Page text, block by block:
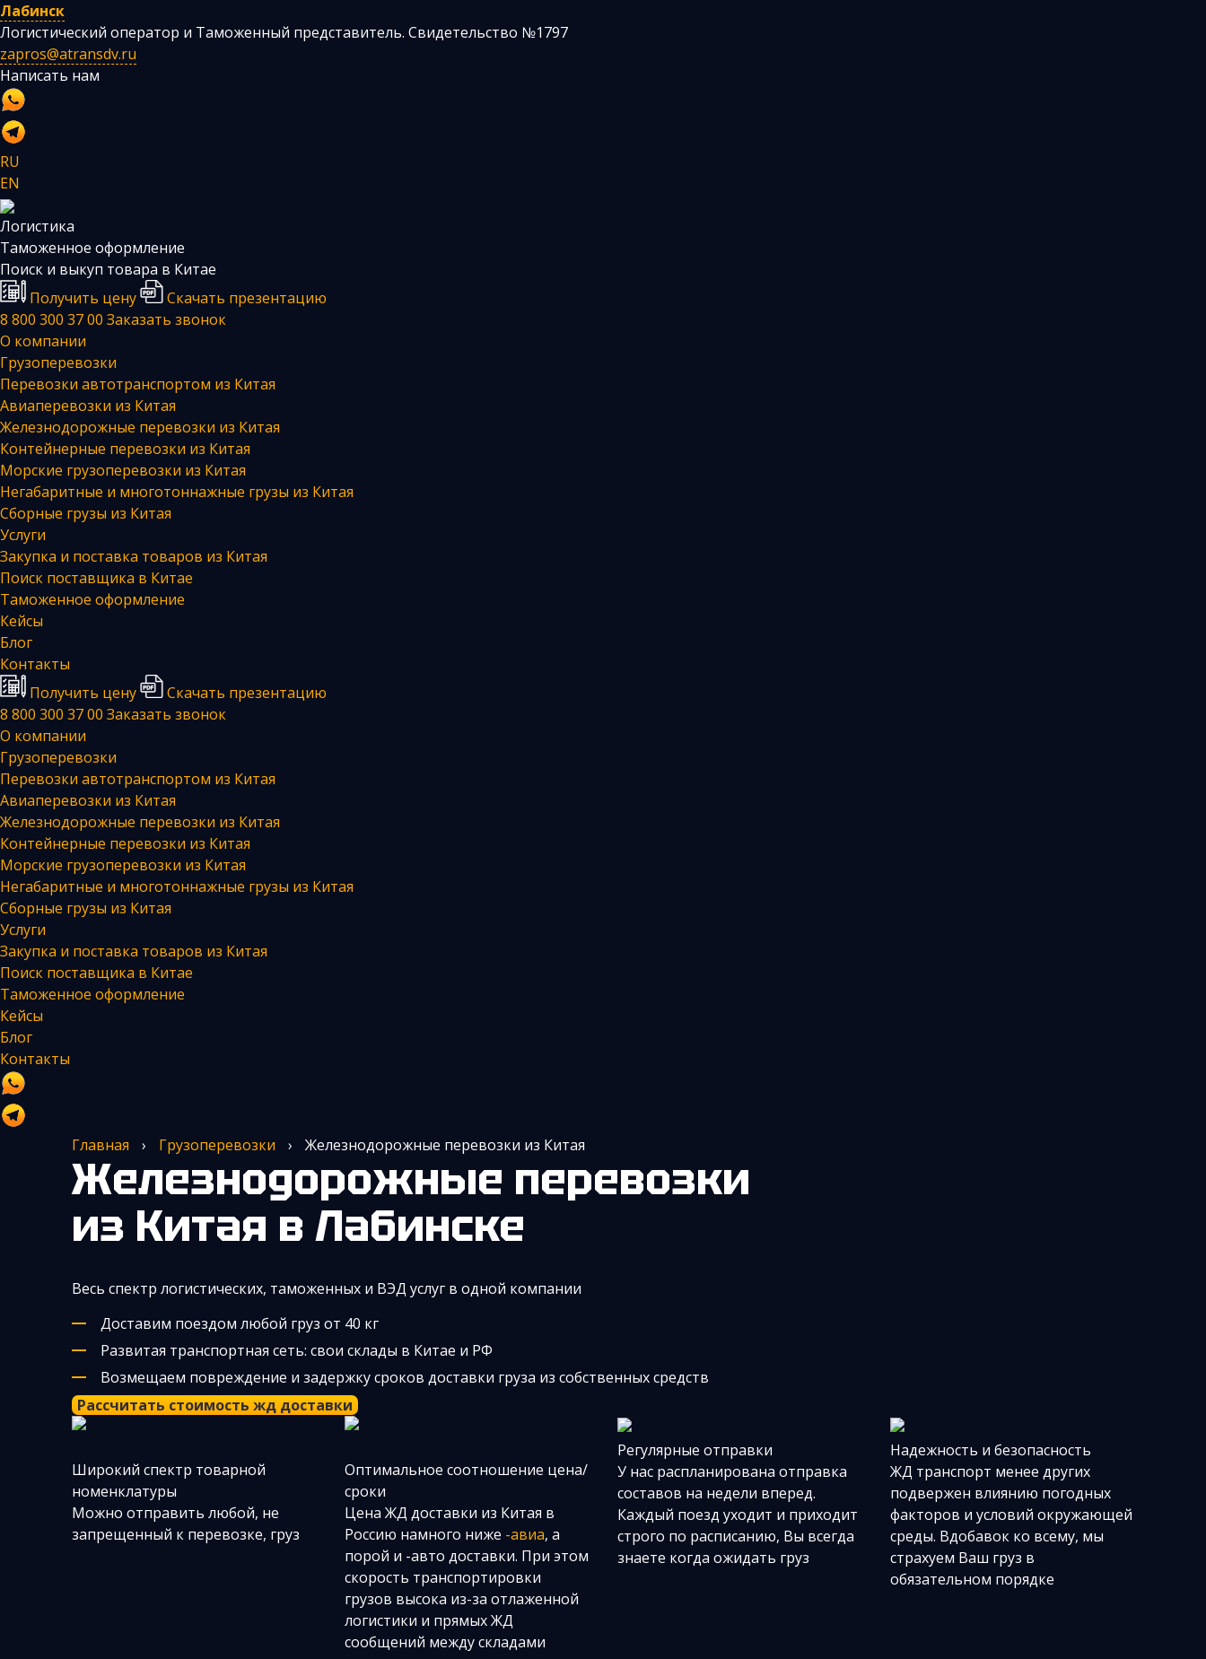
Лабинск
Логистический оператор и Таможенный представитель. Свидетельство №1797
zapros@atransdv.ru
Написать нам
RU
EN
Логистика
Таможенное оформление
Поиск и выкуп товара в Китае
Получить цену
Скачать презентацию
8 800 300 37 00 Заказать звонок
О компании
Грузоперевозки
Перевозки автотранспортом из Китая
Авиаперевозки из Китая
Железнодорожные перевозки из Китая
Контейнерные перевозки из Китая
Морские грузоперевозки из Китая
Негабаритные и многотоннажные грузы из Китая
Сборные грузы из Китая
Услуги
Закупка и поставка товаров из Китая
Поиск поставщика в Китае
Таможенное оформление
Кейсы
Блог
Контакты
Получить цену
Скачать презентацию
8 800 300 37 00 Заказать звонок
О компании
Грузоперевозки
Перевозки автотранспортом из Китая
Авиаперевозки из Китая
Железнодорожные перевозки из Китая
Контейнерные перевозки из Китая
Морские грузоперевозки из Китая
Негабаритные и многотоннажные грузы из Китая
Сборные грузы из Китая
Услуги
Закупка и поставка товаров из Китая
Поиск поставщика в Китае
Таможенное оформление
Кейсы
Блог
Контакты
Главная › Грузоперевозки › Железнодорожные перевозки из Китая
Железнодорожные перевозки
из Китая в Лабинске
Весь спектр логистических, таможенных и ВЭД услуг в одной компании
Доставим поездом любой груз от 40 кг
Развитая транспортная сеть: свои склады в Китае и РФ
Возмещаем повреждение и задержку сроков доставки груза из собственных средств
Рассчитать стоимость жд доставки
Широкий спектр товарной
номенклатуры
Можно отправить любой, не
запрещенный к перевозке, груз
Оптимальное соотношение цена/
сроки
Цена ЖД доставки из Китая в
Россию намного ниже -авиа, а
порой и -авто доставки. При этом
скорость транспортировки
грузов высока из-за отлаженной
логистики и прямых ЖД
сообщений между складами
Регулярные отправки
У нас распланирована отправка
составов на недели вперед.
Каждый поезд уходит и приходит
строго по расписанию, Вы всегда
знаете когда ожидать груз
Надежность и безопасность
ЖД транспорт менее других
подвержен влиянию погодных
факторов и условий окружающей
среды. Вдобавок ко всему, мы
страхуем Ваш груз в
обязательном порядке